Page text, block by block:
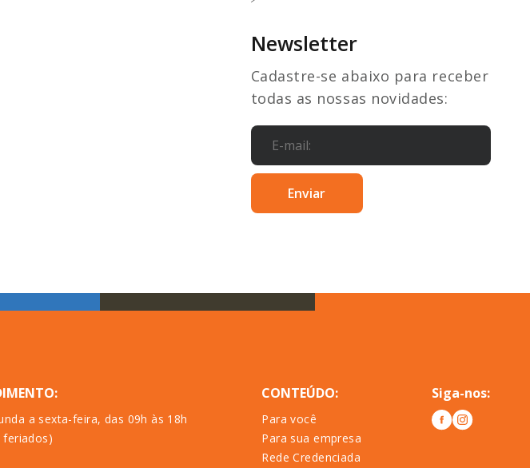
Newsletter
Cadastre-se abaixo para receber
todas as nossas novidades:
a sexta-feira, das 09h às 18h
feriados)
CONTEÚDO:
Para você
Para sua empresa
Rede Credenciada
Siga-nos: